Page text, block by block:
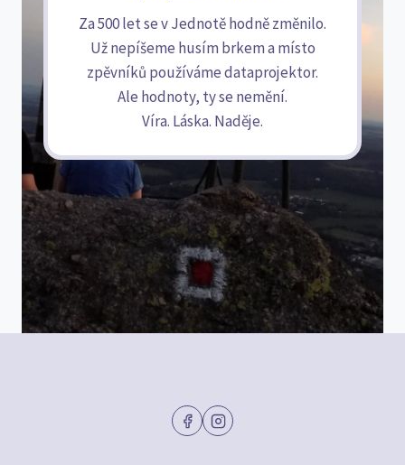
Za 500 let se v Jednotě hodně změnilo.
Už nepíšeme husím brkem a místo
zpěvníků používáme dataprojektor.
Ale hodnoty, ty se nemění.
Víra. Láska. Naděje.